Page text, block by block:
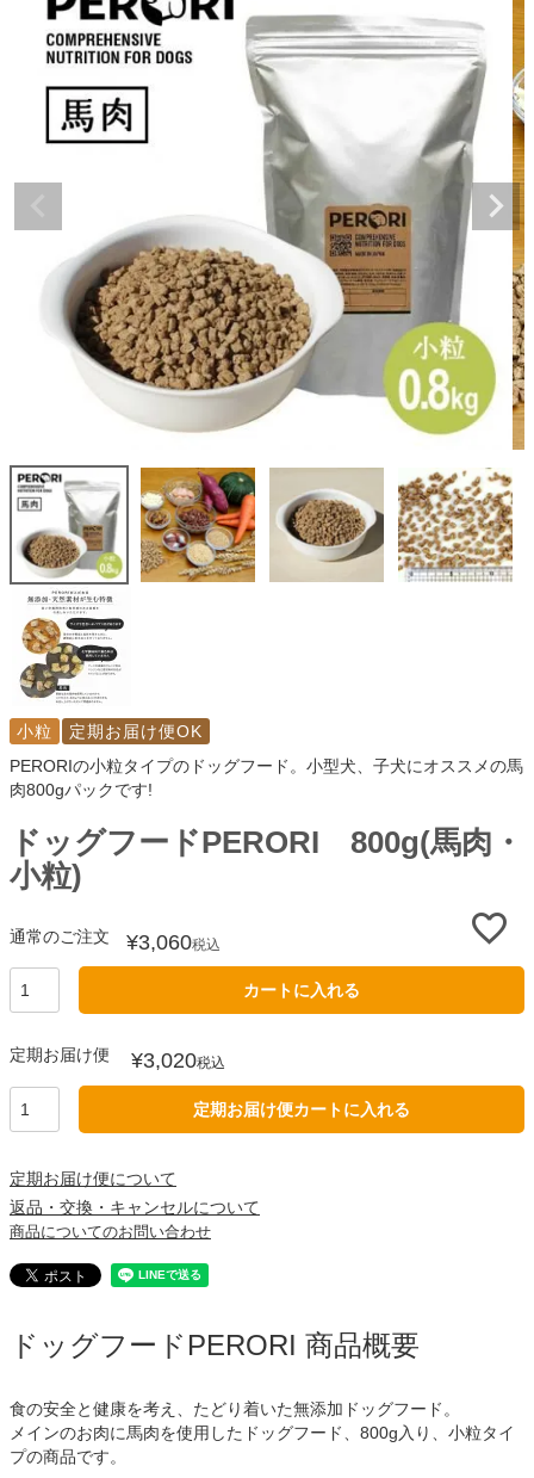
小粒
定期お届け便OK
PERORIの小粒タイプのドッグフード。小型犬、子犬にオススメの馬
肉800gパックです!
ドッグフードPERORI 800g(馬肉・
小粒)
通常のご注文 ¥3,060税込
カートに入れる
定期お届け便 ¥3,020税込
定期お届け便カートに入れる
定期お届け便について
返品・交換・キャンセルについて
商品についてのお問い合わせ
ドッグフードPERORI 商品概要
食の安全と健康を考え、たどり着いた無添加ドッグフード。
メインのお肉に馬肉を使用したドッグフード、800g入り、小粒タイ
プの商品です。